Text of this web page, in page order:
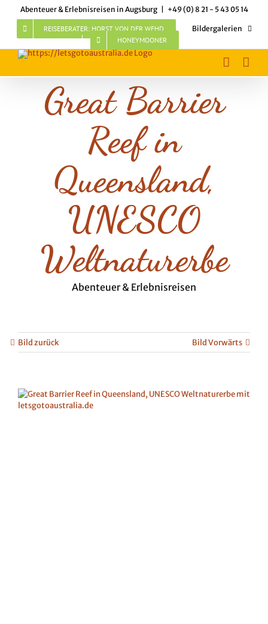
content
Abenteuer & Erlebnisreisen in Augsburg +49 (0) 8 21 - 5 43 05 14
REISEBERATER: HORST VON DER WEHD
Bildergalerien
HONEYMOONER
Great Barrier
Reef in
Queensland,
UNESCO
Weltnaturerbe
Abenteuer & Erlebnisreisen
Bild zurück Bild Vorwärts
View
Larger